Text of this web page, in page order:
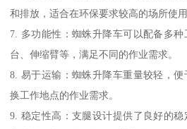
和排放，适合在环保要求较高的场所使用
7. 多功能性：蜘蛛升降车可以配备多
台、伸缩臂等，满足不同的作业需求。
8. 易于运输：蜘蛛升降车重量较轻，
换工作地点的作业需求。
9. 稳定性高：支腿设计提供了良好的